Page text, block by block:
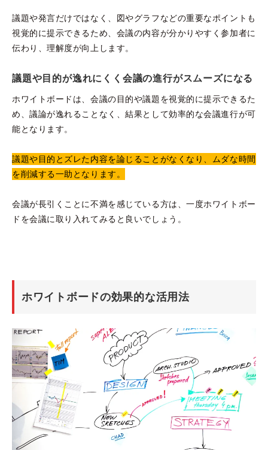
議題や発言だけではなく、図やグラフなどの重要なポイントも
視覚的に提示できるため、会議の内容が分かりやすく参加者に
伝わり、理解度が向上します。
議題や目的が逸れにくく会議の進行がスムーズになる
ホワイトボードは、会議の目的や議題を視覚的に提示できるた
め、議論が逸れることなく、結果として効率的な会議進行が可
能となります。
議題や目的とズレた内容を論じることがなくなり、ムダな時間
を削減する一助となります。
会議が長引くことに不満を感じている方は、一度ホワイトボー
ドを会議に取り入れてみると良いでしょう。
ホワイトボードの効果的な活用法